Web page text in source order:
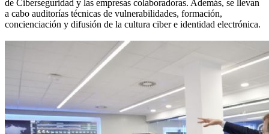
de Ciberseguridad y las empresas colaboradoras. Además, se llevan
a cabo auditorías técnicas de vulnerabilidades, formación,
concienciación y difusión de la cultura ciber e identidad electrónica.